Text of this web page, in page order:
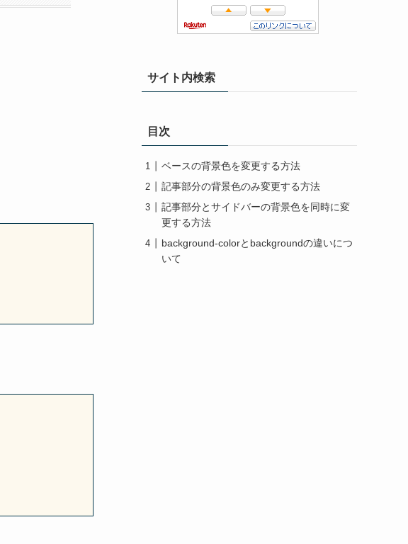
サイト内検索
目次
ベースの背景色を変更する方法
記事部分の背景色のみ変更する方法
記事部分とサイドバーの背景色を同時に変
更する方法
background-colorとbackgroundの違いにつ
いて